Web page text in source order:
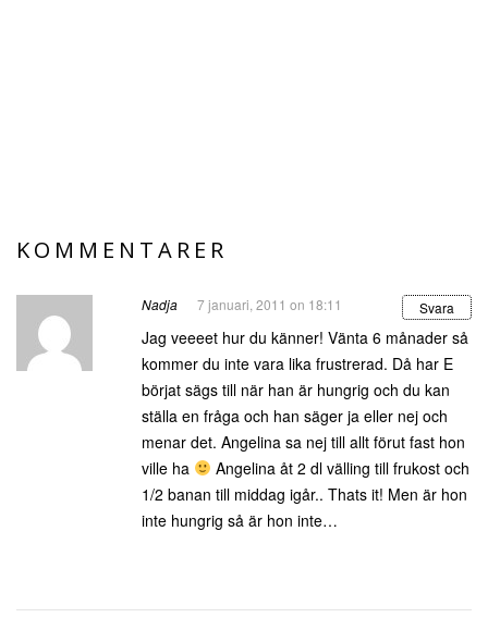
KOMMENTARER
Nadja 7 januari, 2011 on 18:11 Svara
Jag veeeet hur du känner! Vänta 6 månader så
kommer du inte vara lika frustrerad. Då har E
börjat sägs till när han är hungrig och du kan
ställa en fråga och han säger ja eller nej och
menar det. Angelina sa nej till allt förut fast hon
ville ha
Angelina åt 2 dl välling till frukost och
1/2 banan till middag igår.. Thats it! Men är hon
inte hungrig så är hon inte…